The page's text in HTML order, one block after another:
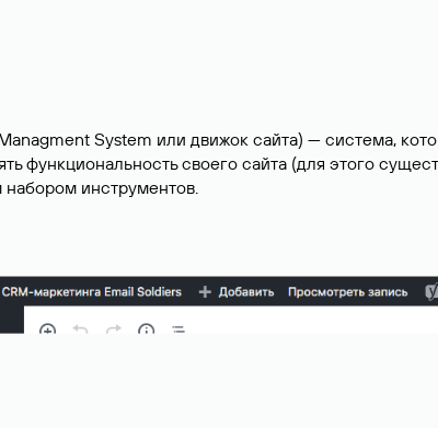
System или движок сайта) — система,
функциональность своего сайта (для этого
инструментов.